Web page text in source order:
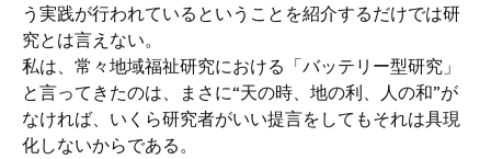
う実践が行われているということを紹介するだけでは研
究とは言えない。
私は、常々地域福祉研究における「バッテリー型研究」
と言ってきたのは、まさに“天の時、地の利、人の和”が
なければ、いくら研究者がいい提言をしてもそれは具現
化しないからである。